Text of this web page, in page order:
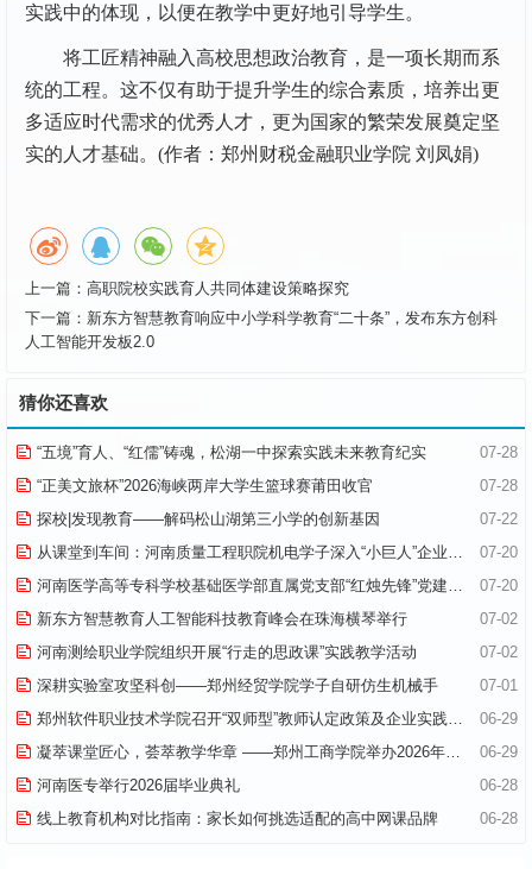
实践中的体现，以便在教学中更好地引导学生。
将工匠精神融入高校思想政治教育，是一项长期而系
统的工程。这不仅有助于提升学生的综合素质，培养出更
多适应时代需求的优秀人才，更为国家的繁荣发展奠定坚
实的人才基础。(作者：郑州财税金融职业学院 刘凤娟)
上一篇： 高职院校实践育人共同体建设策略探究
下一篇： 新东方智慧教育响应中小学科学教育“二十条”，发布东方创科
人工智能开发板2.0
猜你还喜欢
07-28
“五境”育人、“红儒”铸魂，松湖一中探索实践未来教育纪实
07-28
“正美文旅杯”​2026海峡两岸大学生篮球赛莆田收官
07-22
探校|发现教育——解码松山湖第三小学的创新基因
07-20
从课堂到车间：河南质量工程职院机电学子深入“小巨人”企业，交出8份青春“智造”答卷
07-20
河南医学高等专科学校基础医学部直属党支部“红烛先锋”党建品牌创建纪实
07-02
新东方智慧教育人工智能科技教育峰会在珠海横琴举行
07-02
河南测绘职业学院组织开展“行走的思政课”实践教学活动
07-01
深耕实验室攻坚科创——郑州经贸学院学子自研仿生机械手
06-29
郑州软件职业技术学院召开“双师型”教师认定政策及企业实践专项解读会议
06-29
凝萃课堂匠心，荟萃教学华章 ——郑州工商学院举办2026年优秀教学材料展览会
06-28
河南医专举行2026届毕业典礼
06-28
线上教育机构对比指南：家长如何挑选适配的高中网课品牌